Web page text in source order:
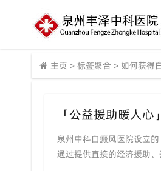
主页 > 标签聚合 > 如何获得
泉州中科白癜风医院设立
通过提供直接的经济援助